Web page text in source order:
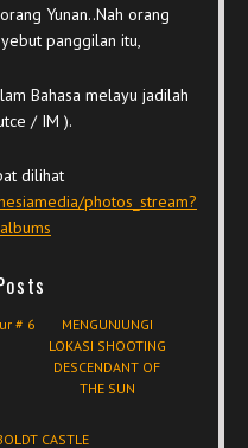
Yunan..Nah orang
panggilan itu,
Bahasa melayu jadilah
/ IM ).
dilihat
photos_stream?
# 6
MENGUNJUNGI
LOKASI SHOOTING
DESCENDANT OF
THE SUN
CASTLE